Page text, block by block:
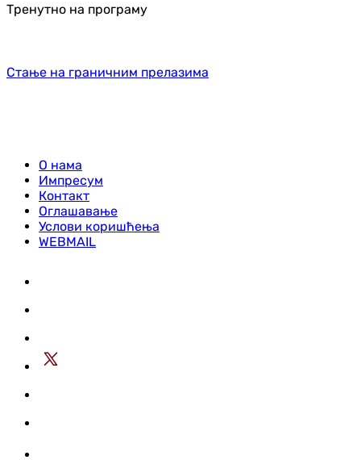
Тренутно на програму
Стање на граничним прелазима
О нама
Импресум
Контакт
Оглашавање
Услови коришћења
WEBMAIL